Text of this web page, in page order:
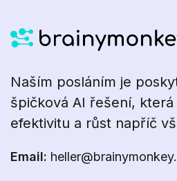
Naším posláním je
špičková AI řešení,
efektivitu a růst napříč
Email: